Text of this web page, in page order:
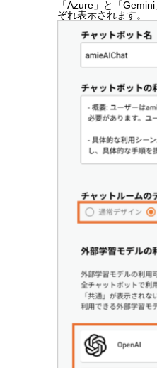
「Azure」と「
ぞれ表示されます。